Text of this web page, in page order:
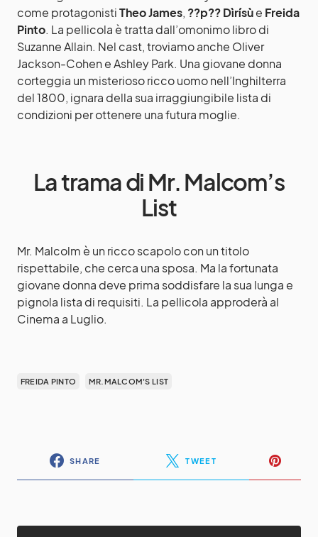
come protagonistiTheo James, ??p?? Dìrísùe Freida
Pinto. La pellicola è tratta dall’omonimo libro di
Suzanne Allain. Nel cast, troviamo anche Oliver
Jackson-Cohen e Ashley Park. Una giovane donna
corteggia un misterioso ricco uomo nell’Inghilterra
del 1800, ignara della sua irraggiungibile lista di
condizioni per ottenere una futura moglie.
La trama di Mr. Malcom’s
List
Mr. Malcolm è un ricco scapolo con un titolo
rispettabile, che cerca una sposa. Ma la fortunata
giovane donna deve prima soddisfare la sua lunga e
pignola lista di requisiti. La pellicola approderà al
Cinema a Luglio.
FREIDA PINTO MR.MALCOM'S LIST
SHARE TWEET